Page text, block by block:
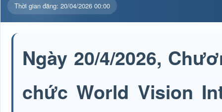
Thời gian đăng: 20/04/2026 00:00
Ngày 20/4/2026,
chức World Vision